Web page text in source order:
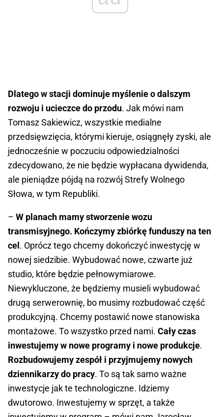
Dlatego w stacji dominuje myślenie o dalszym
rozwoju i ucieczce do przodu. Jak mówi nam
Tomasz Sakiewicz, wszystkie medialne
przedsięwzięcia, którymi kieruje, osiągnęły zyski, ale
jednocześnie w poczuciu odpowiedzialności
zdecydowano, że nie będzie wypłacana dywidenda,
ale pieniądze pójdą na rozwój Strefy Wolnego
Słowa, w tym Republiki.
– W planach mamy stworzenie wozu
transmisyjnego. Kończymy zbiórkę funduszy na ten
cel. Oprócz tego chcemy dokończyć inwestycję w
nowej siedzibie. Wybudować nowe, czwarte już
studio, które będzie pełnowymiarowe.
Niewykluczone, że będziemy musieli wybudować
drugą serwerownię, bo musimy rozbudować część
produkcyjną. Chcemy postawić nowe stanowiska
montażowe. To wszystko przed nami. Cały czas
inwestujemy w nowe programy i nowe produkcje.
Rozbudowujemy zespół i przyjmujemy nowych
dziennikarzy do pracy. To są tak samo ważne
inwestycje jak te technologiczne. Idziemy
dwutorowo. Inwestujemy w sprzęt, a także